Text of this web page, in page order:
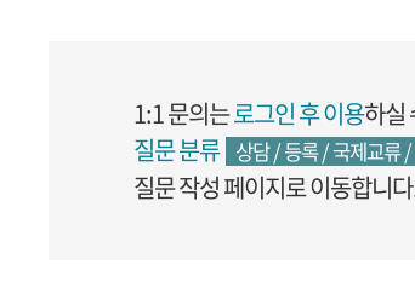
1:1 문의는로그인 후 이용하실
질문 분류 상담 / 등록 / 국제교류
질문 작성 페이지로 이동합니